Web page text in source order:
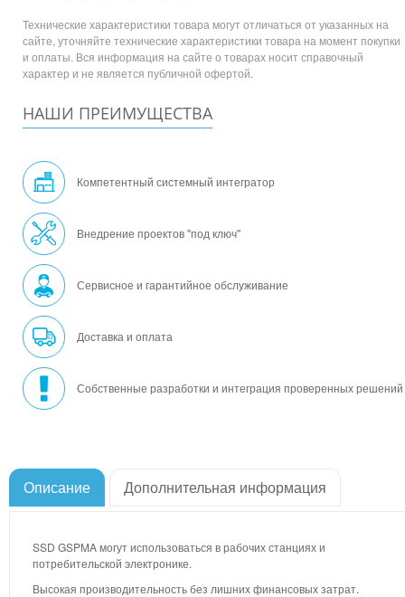
Технические характеристики товара могут отличаться от указанных на
сайте, уточняйте технические характеристики товара на момент покупки
и оплаты. Вся информация на сайте о товарах носит справочный
характер и не является публичной офертой.
НАШИ ПРЕИМУЩЕСТВА
Компетентный системный интегратор
Внедрение проектов "под ключ"
Сервисное и гарантийное обслуживание
Доставка и оплата
Собственные разработки и интеграция проверенных решений
Описание Дополнительная информация
SSD GSPMA могут использоваться в рабочих станциях и
потребительской электронике.
Высокая производительность без лишних финансовых затрат.